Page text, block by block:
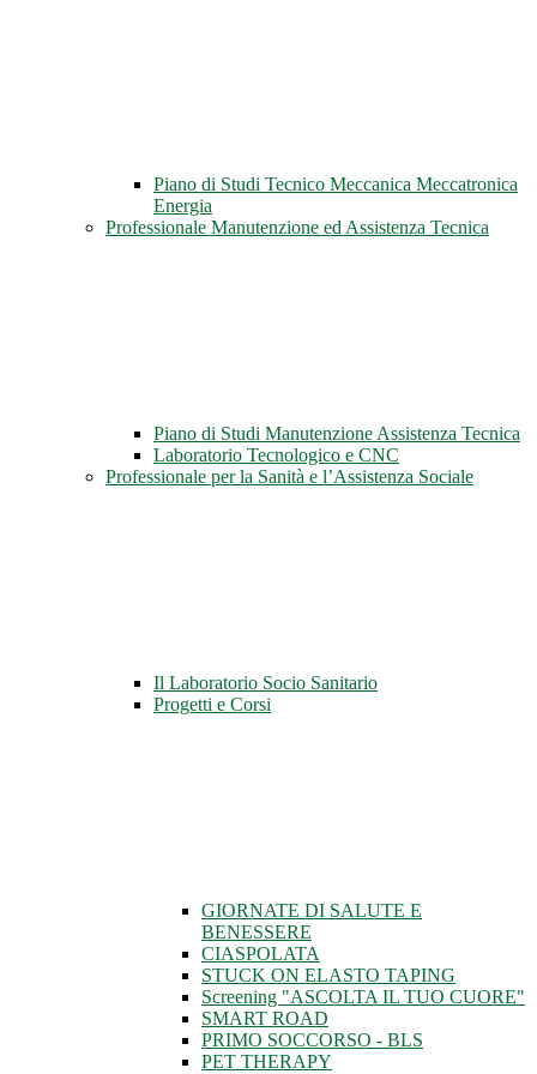
Piano di Studi Tecnico Meccanica Meccatronica
Energia
Professionale Manutenzione ed Assistenza Tecnica
Piano di Studi Manutenzione Assistenza Tecnica
Laboratorio Tecnologico e CNC
Professionale per la Sanità e l’Assistenza Sociale
Il Laboratorio Socio Sanitario
Progetti e Corsi
GIORNATE DI SALUTE E
BENESSERE
CIASPOLATA
STUCK ON ELASTO TAPING
Screening "ASCOLTA IL TUO CUORE"
SMART ROAD
PRIMO SOCCORSO - BLS
PET THERAPY